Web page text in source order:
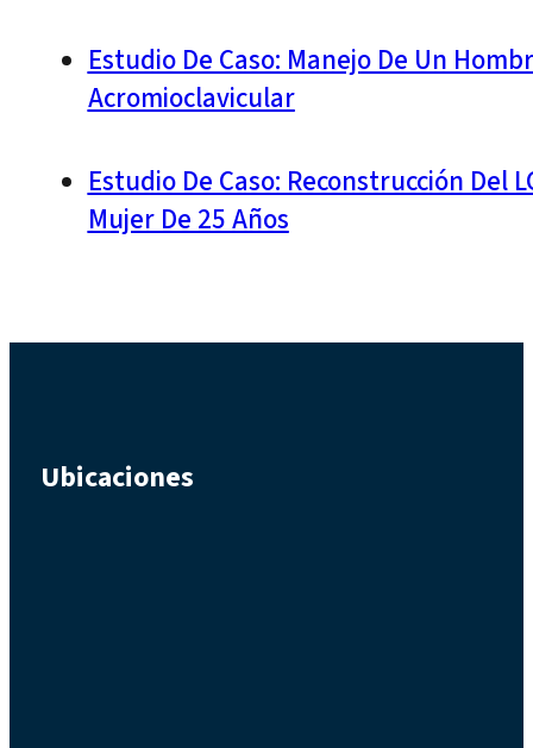
Estudio De Caso: Manejo De Un
Acromioclavicular
Estudio De Caso: Reconstrucción Del
Mujer De 25 Años
Ubicaciones